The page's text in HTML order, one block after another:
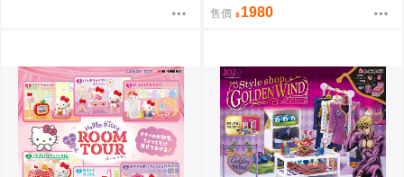
烘焙食譜 中盒8入 0816
售價 1980